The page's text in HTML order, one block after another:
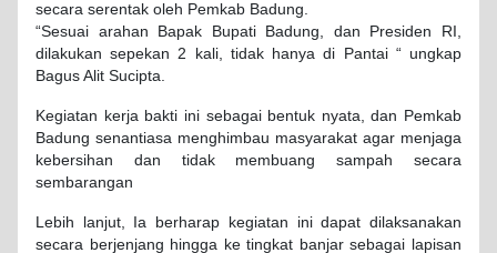
secara serentak oleh Pemkab Badung.
“Sesuai arahan Bapak Bupati Badung, dan Presiden RI,
dilakukan sepekan 2 kali, tidak hanya di Pantai “ ungkap
Bagus Alit Sucipta.
Kegiatan kerja bakti ini sebagai bentuk nyata, dan Pemkab
Badung senantiasa menghimbau masyarakat agar menjaga
kebersihan dan tidak membuang sampah secara
sembarangan
Lebih lanjut, Ia berharap kegiatan ini dapat dilaksanakan
secara berjenjang hingga ke tingkat banjar sebagai lapisan